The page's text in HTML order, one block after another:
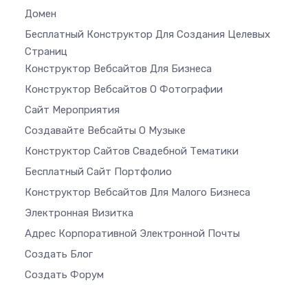
Домен
Бесплатный Конструктор Для Создания Целевых
Страниц
Конструктор Вебсайтов Для Бизнеса
Конструктор Вебсайтов О Фотографии
Сайт Мероприятия
Создавайте Вебсайты О Музыке
Конструктор Сайтов Свадебной Тематики
Бесплатный Сайт Портфолио
Конструктор Вебсайтов Для Малого Бизнеса
Электронная Визитка
Адрес Корпоративной Электронной Почты
Создать Блог
Создать Форум